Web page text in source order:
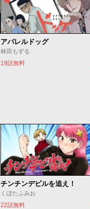
アパレルドッグ
林田もずる
19話無料
チンチンデビルを追え！
くぼたふみお
22話無料